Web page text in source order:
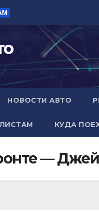
НОВОСТИ АВТО
КУДА
—